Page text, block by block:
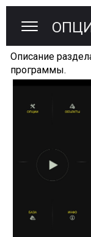
Описание
программы.